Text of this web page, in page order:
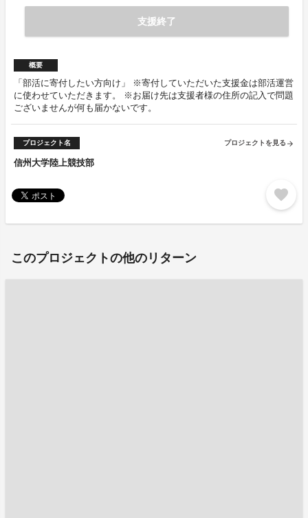
支援終了
概要
「部活に寄付したい方向け」 ※寄付していただいた支援金は部活運営
に使わせていただきます。 ※お届け先は支援者様の住所の記入で問題
ございませんが何も届かないです。
プロジェクト名 プロジェクトを見る arrow_forward
信州大学陸上競技部
favorite
このプロジェクトの他のリターン